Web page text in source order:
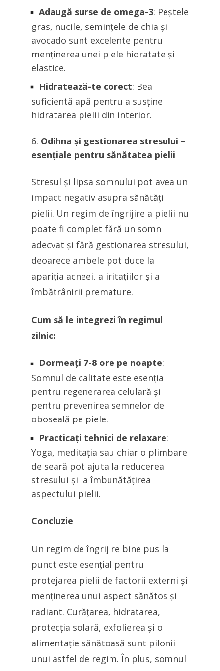
Adaugă surse de omega-3: Peștele
gras, nucile, semințele de chia și
avocado sunt excelente pentru
menținerea unei piele hidratate și
elastice.
Hidratează-te corect: Bea
suficientă apă pentru a susține
hidratarea pielii din interior.
Odihna și gestionarea stresului –
esențiale pentru sănătatea pielii
Stresul și lipsa somnului pot avea un
impact negativ asupra sănătății
pielii. Un regim de îngrijire a pielii nu
poate fi complet fără un somn
adecvat și fără gestionarea stresului,
deoarece ambele pot duce la
apariția acneei, a iritațiilor și a
îmbătrânirii premature.
Cum să le integrezi în regimul
zilnic:
Dormeați 7-8 ore pe noapte:
Somnul de calitate este esențial
pentru regenerarea celulară și
pentru prevenirea semnelor de
oboseală pe piele.
Practicați tehnici de relaxare:
Yoga, meditația sau chiar o plimbare
de seară pot ajuta la reducerea
stresului și la îmbunătățirea
aspectului pielii.
Concluzie
Un regim de îngrijire bine pus la
punct este esențial pentru
protejarea pielii de factorii externi și
menținerea unui aspect sănătos și
radiant. Curățarea, hidratarea,
protecția solară, exfolierea și o
alimentație sănătoasă sunt pilonii
unui astfel de regim. În plus, somnul